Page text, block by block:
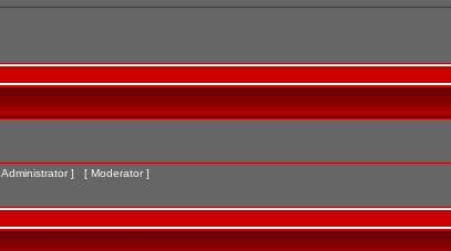
Administrator ] [ Moderator ]